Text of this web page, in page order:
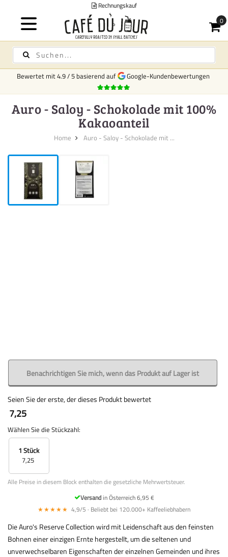
Rechnungskauf
Bewertet mit4.9/5 basierend auf Google-Kundenbewertungen
Auro - Saloy - Schokolade mit 100%
Kakaoanteil
Home Auro - Saloy - Schokolade mit ...
Benachrichtigen Sie mich, wenn das Produkt auf Lager ist
Seien Sie der erste, der dieses Produkt bewertet
7,25
Wählen Sie die Stückzahl:
1 Stück
7,25
Alle Preise in diesem Block enthalten die gesetzliche Mehrwertsteuer.
Versandin Österreich 6,95 €
★★★★★ 4,9/5 · Beliebt bei 120.000+ Kaffeeliebhabern
Die Auro's Reserve Collection wird mit Leidenschaft aus den feinsten
Bohnen einer einzigen Ernte hergestellt, um die seltenen und
unverwechselbaren Eigenschaften der einzelnen Gemeinden und ihres